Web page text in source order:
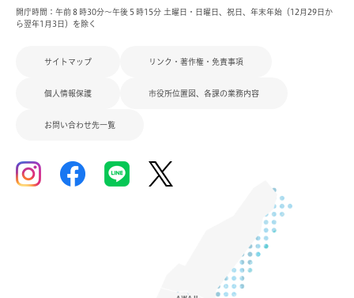
開庁時間：午前８時30分～午後５時15分 土曜日・日曜日、祝日、年末年始（12月29日か
ら翌年1月3日）を除く
サイトマップ リンク・著作権・免責事項
個人情報保護 市役所位置図、各課の業務内容
お問い合わせ先一覧